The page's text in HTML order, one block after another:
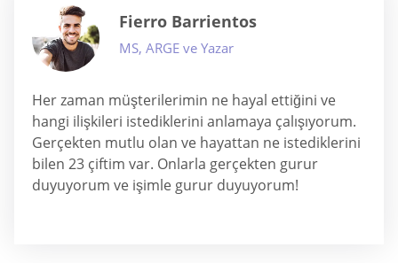
Fierro Barrientos
MS, ARGE ve Yazar
Her zaman müşterilerimin ne hayal ettiğini ve
hangi ilişkileri istediklerini anlamaya çalışıyorum.
Gerçekten mutlu olan ve hayattan ne istediklerini
bilen 23 çiftim var. Onlarla gerçekten gurur
duyuyorum ve işimle gurur duyuyorum!